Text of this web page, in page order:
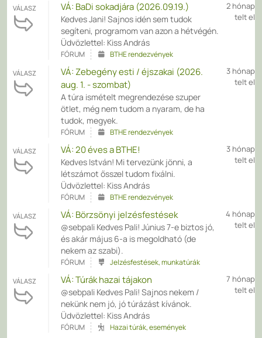
VÁLASZ VÁ: BaDi sokadjára (2026.09.19.)
Kedves Jani! Sajnos idén sem tudok
segíteni, programom van azon a hétvégén.
Üdvözlettel: Kiss András
2 hónap
telt el
FÓRUM BTHE rendezvények
VÁLASZ
VÁ: Zebegény esti / éjszakai (2026.
aug. 1. - szombat)
A túra ismételt megrendezése szuper
ötlet, még nem tudom a nyaram, de ha
tudok, megyek.
3 hónap
telt el
FÓRUM BTHE rendezvények
VÁLASZ VÁ: 20 éves a BTHE!
Kedves István! Mi tervezünk jönni, a
létszámot ősszel tudom fixálni.
Üdvözlettel: Kiss András
3 hónap
telt el
FÓRUM BTHE rendezvények
VÁLASZ VÁ: Börzsönyi jelzésfestések
@sebpali Kedves Pali! Június 7-e biztos jó,
és akár május 6-a is megoldható (de
nekem az szabi).
4 hónap
telt el
FÓRUM Jelzésfestések, munkatúrák
VÁLASZ VÁ: Túrák hazai tájakon
@sebpali Kedves Pali! Sajnos nekem /
nekünk nem jó, jó túrázást kívánok.
Üdvözlettel: Kiss András
7 hónap
telt el
FÓRUM Hazai túrák, események